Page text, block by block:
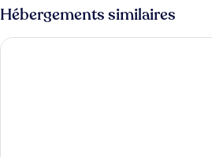
Hébergements similaires
Ramada Hotel & Suites by Wyndham